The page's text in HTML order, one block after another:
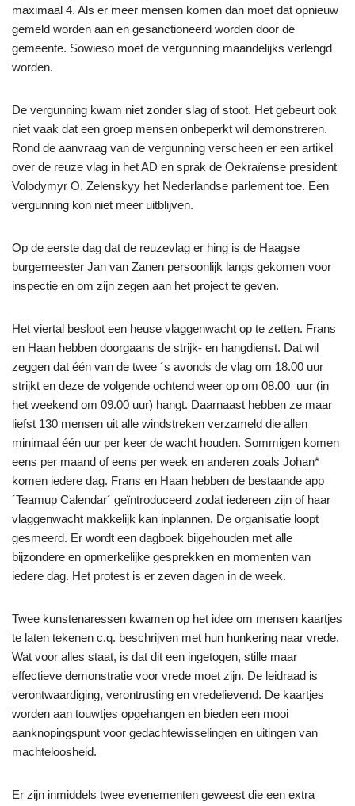
maximaal 4. Als er meer mensen komen dan moet dat opnieuw
gemeld worden aan en gesanctioneerd worden door de
gemeente. Sowieso moet de vergunning maandelijks verlengd
worden.
De vergunning kwam niet zonder slag of stoot. Het gebeurt ook
niet vaak dat een groep mensen onbeperkt wil demonstreren.
Rond de aanvraag van de vergunning verscheen er een artikel
over de reuze vlag in het AD en sprak de Oekraïense president
Volodymyr O. Zelenskyy het Nederlandse parlement toe. Een
vergunning kon niet meer uitblijven.
Op de eerste dag dat de reuzevlag er hing is de Haagse
burgemeester Jan van Zanen persoonlijk langs gekomen voor
inspectie en om zijn zegen aan het project te geven.
Het viertal besloot een heuse vlaggenwacht op te zetten. Frans
en Haan hebben doorgaans de strijk- en hangdienst. Dat wil
zeggen dat één van de twee ´s avonds de vlag om 18.00 uur
strijkt en deze de volgende ochtend weer op om 08.00 uur (in
het weekend om 09.00 uur) hangt. Daarnaast hebben ze maar
liefst 130 mensen uit alle windstreken verzameld die allen
minimaal één uur per keer de wacht houden. Sommigen komen
eens per maand of eens per week en anderen zoals Johan*
komen iedere dag. Frans en Haan hebben de bestaande app
´Teamup Calendar´ geïntroduceerd zodat iedereen zijn of haar
vlaggenwacht makkelijk kan inplannen. De organisatie loopt
gesmeerd. Er wordt een dagboek bijgehouden met alle
bijzondere en opmerkelijke gesprekken en momenten van
iedere dag. Het protest is er zeven dagen in de week.
Twee kunstenaressen kwamen op het idee om mensen kaartjes
te laten tekenen c.q. beschrijven met hun hunkering naar vrede.
Wat voor alles staat, is dat dit een ingetogen, stille maar
effectieve demonstratie voor vrede moet zijn. De leidraad is
verontwaardiging, verontrusting en vredelievend. De kaartjes
worden aan touwtjes opgehangen en bieden een mooi
aanknopingspunt voor gedachtewisselingen en uitingen van
machteloosheid.
Er zijn inmiddels twee evenementen geweest die een extra